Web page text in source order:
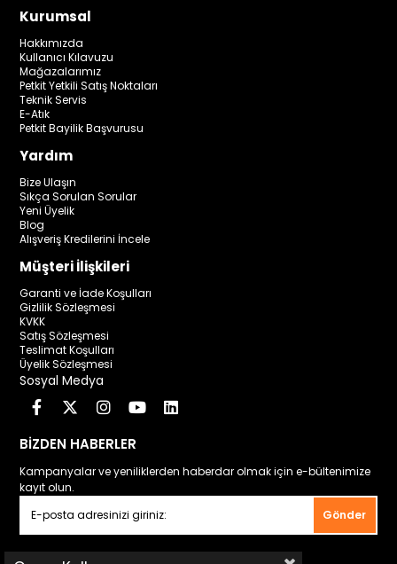
Kurumsal
Hakkımızda
Kullanıcı Kılavuzu
Mağazalarımız
Petkit Yetkili Satış Noktaları
Teknik Servis
E-Atık
Petkit Bayilik Başvurusu
Yardım
Bize Ulaşın
Sıkça Sorulan Sorular
Yeni Üyelik
Blog
Alışveriş Kredilerini İncele
Müşteri İlişkileri
Garanti ve İade Koşulları
Gizlilik Sözleşmesi
KVKK
Satış Sözleşmesi
Teslimat Koşulları
Üyelik Sözleşmesi
Sosyal Medya
BİZDEN HABERLER
Kampanyalar ve yeniliklerden haberdar olmak için e-bültenimize
kayıt olun.
Gönder